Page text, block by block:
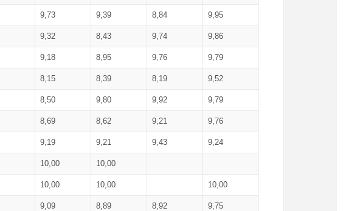
9,73 9,39 8,84 9,95
9,32 8,43 9,74 9,86
9,18 8,95 9,76 9,79
8,15 8,39 8,19 9,52
8,50 9,80 9,92 9,79
8,69 8,62 9,21 9,76
9,19 9,21 9,43 9,24
10,00 10,00
10,00 10,00 10,00
9,09 8,89 8,92 9,75